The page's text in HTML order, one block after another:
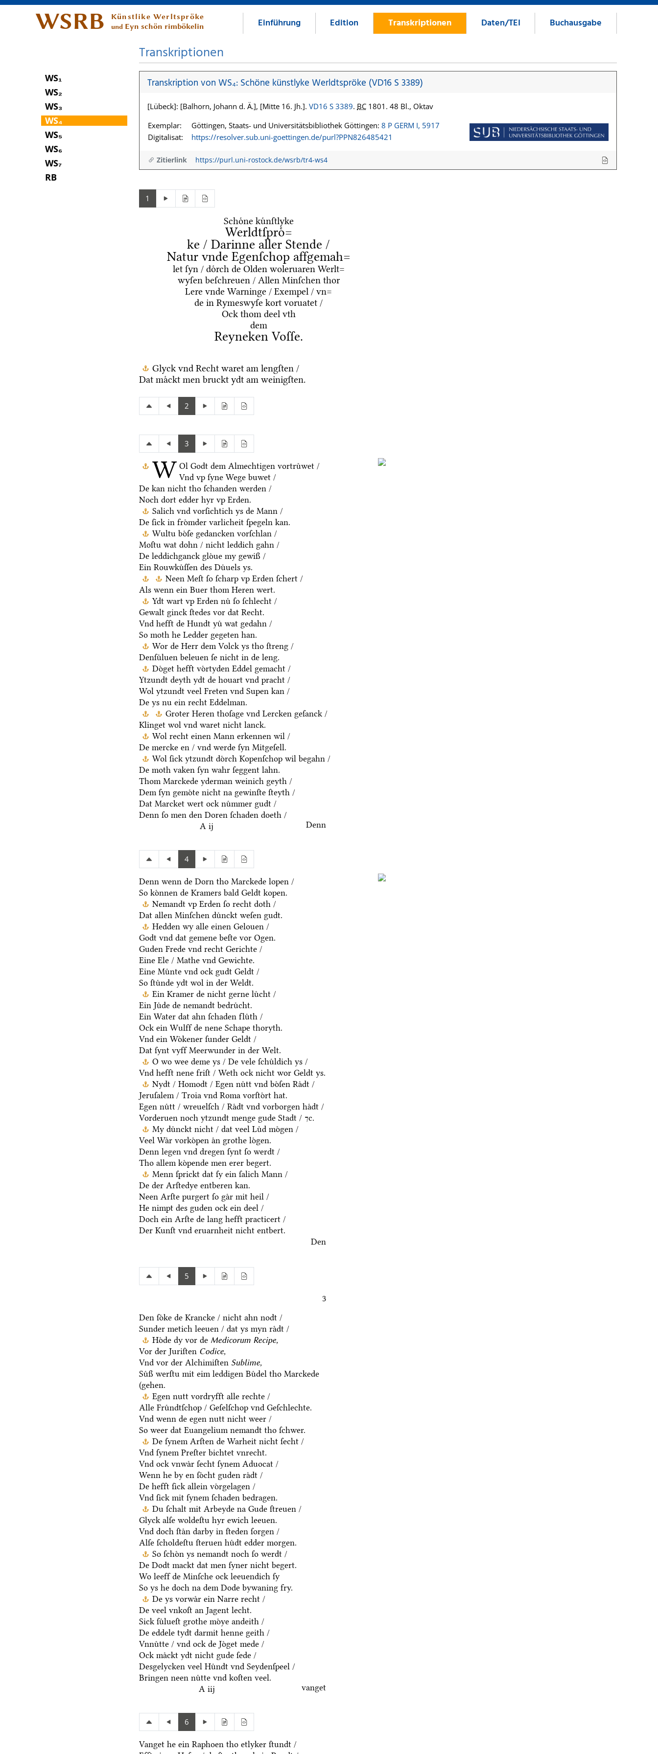
WSRB Künstlike Werltspröke
und Eyn schön rimbökelin Einführung Edition Transkriptionen Daten/TEI Buchausgabe
WS₁
WS₂
WS₃
WS₄
WS₅
WS₆
WS₇
RB
Transkriptionen
Transkription von WS₄: Schöne künstlyke Werldtspröke (VD16 S 3389)
[Lübeck]: [Balhorn, Johann d. Ä.], [Mitte 16. Jh.]. VD16 S 3389. BC 1801. 48 Bl., Oktav
Exemplar:
Göttingen, Staats- und Universitätsbibliothek Göttingen: 8 P GERM I, 5917
Digitalisat:
https://resolver.sub.uni-goettingen.de/purl?PPN826485421
Zitierlink https://purl.uni-rostock.de/wsrb/tr4-ws4
1
Schoͤne kuͤnſtlyke
Werldtſproͤ=
ke / Darinne aller Stende /
Natur vnde Egenſchop affgemah=
let ſyn / doͤrch de Olden woleruaren Werlt=
wyſen beſchreuen / Allen Minſchen thor
Lere vnde Warninge / Exempel / vn=
de in Rymeswyſe kort voruatet /
Ock thom deel vth
dem
Reyneken Voſſe.
Glyck vnd Recht waret am lengſten /
Dat maͤckt men bruckt ydt am weinigſten.
2
3
W Ol Godt dem Almechtigen vortruͤwet /
Vnd vp ſyne Wege buwet /
De kan nicht tho ſchanden werden /
Noch dort edder hyr vp Erden.
Salich vnd vorſichtich ys de Mann /
De ſick in froͤmder varlicheit ſpegeln kan.
Wultu boͤſe gedancken vorſchlan /
Moſtu wat dohn / nicht leddich gahn /
De leddichganck gloͤue my gewiß /
Ein Rouwkuͤſſen des Duͤuels ys.
Neen Meſt ſo ſcharp vp Erden ſchert /
Als wenn ein Buer thom Heren wert.
Ydt wart vp Erden nuͤ ſo ſchlecht /
Gewalt ginck ſtedes vor dat Recht.
Vnd hefft de Hundt yuͤ wat gedahn /
So moth he Ledder gegeten han.
Wor de Herr dem Volck ys tho ſtreng /
Denſuͤluen beleuen ſe nicht in de leng.
Doͤget hefft voͤrtyden Eddel gemacht /
Ytzundt deyth ydt de houart vnd pracht /
Wol ytzundt veel Freten vnd Supen kan /
De ys nu ein recht Eddelman.
Groter Heren thoſage vnd Lercken geſanck /
Klinget wol vnd waret nicht lanck.
Wol recht einen Mann erkennen wil /
De mercke en / vnd werde ſyn Mitgeſell.
Wol ſick ytzundt doͤrch Kopenſchop wil begahn /
De moth vaken ſyn wahr ſeggent lahn.
Thom Marckede yderman weinich geyth /
Dem ſyn gemoͤte nicht na gewinſte ſteyth /
Dat Marcket wert ock nuͤmmer gudt /
Denn ſo men den Doren ſchaden doeth /
A ij
Denn
4
Denn wenn de Dorn tho Marckede lopen /
So koͤnnen de Kramers bald Geldt kopen.
Nemandt vp Erden ſo recht doth /
Dat allen Minſchen duͤnckt weſen gudt.
Hedden wy alle einen Gelouen /
Godt vnd dat gemene beſte vor Ogen.
Guden Frede vnd recht Gerichte /
Eine Ele / Mathe vnd Gewichte.
Eine Muͤnte vnd ock gudt Geldt /
So ſtuͤnde ydt wol in der Weldt.
Ein Kramer de nicht gerne luͤcht /
Ein Juͤde de nemandt bedruͤcht.
Ein Water dat ahn ſchaden fluͤth /
Ock ein Wulff de nene Schape thoryth.
Vnd ein Woͤkener ſunder Geldt /
Dat ſynt vyff Meerwunder in der Welt.
O wo wee deme ys / De vele ſchuͤldich ys /
Vnd hefft nene friſt / Weth ock nicht wor Geldt ys.
Nydt / Homodt / Egen nuͤtt vnd boͤſen Raͤdt /
Jeruſalem / Troia vnd Roma vorſtoͤrt hat.
Egen nuͤtt / wreuelſch / Raͤdt vnd vorborgen haͤdt /
Vorderuen noch ytzundt menge gude Stadt / ⁊c.
My duͤnckt nicht / dat veel Luͤd moͤgen /
Veel Waͤr vorkoͤpen aͤn grothe loͤgen.
Denn legen vnd dregen ſynt ſo werdt /
Tho allem koͤpende men erer begert.
Menn ſprickt dat ſy ein ſalich Mann /
De der Arſtedye entberen kan.
Neen Arſte purgert ſo gaͤr mit heil /
He nimpt des guden ock ein deel /
Doch ein Arſte de lang hefft practicert /
Der Kunſt vnd eruarnheit nicht entbert.
Den
5
3
Den ſoͤke de Krancke / nicht ahn nodt /
Sunder metich leeuen / dat ys myn raͤdt /
Hoͤde dy vor de Medicorum Recipe,
Vor der Juriſten Codice,
Vnd vor der Alchimiſten Sublime,
Suͤß werſtu mit eim leddigen Buͤdel tho Marckede
(gehen.
Egen nutt vordryfft alle rechte /
Alle Fruͤndtſchop / Geſelſchop vnd Geſchlechte.
Vnd wenn de egen nutt nicht weer /
So weer dat Euangelium nemandt tho ſchwer.
De ſynem Arſten de Warheit nicht ſecht /
Vnd ſynem Preſter bichtet vnrecht.
Vnd ock vnwaͤr ſecht ſynem Aduocat /
Wenn he by en ſoͤcht guden raͤdt /
De hefft ſick allein voͤrgelagen /
Vnd ſick mit ſynem ſchaden bedragen.
Du ſchalt mit Arbeyde na Gude ſtreuen /
Glyck alſe woldeſtu hyr ewich leeuen.
Vnd doch ſtaͤn darby in ſteden ſorgen /
Alſe ſcholdeſtu ſteruen huͤdt edder morgen.
So ſchoͤn ys nemandt noch ſo werdt /
De Dodt mackt dat men ſyner nicht begert.
Wo leeff de Minſche ock leeuendich ſy
So ys he doch na dem Dode bywaning fry.
De ys vorwaͤr ein Narre recht /
De veel vnkoſt an Jagent lecht.
Sick ſuͤlueſt grothe moͤye andeith /
De eddele tydt darmit henne geith /
Vnnuͤtte / vnd ock de Joͤget mede /
Ock maͤckt ydt nicht gude ſede /
Desgelycken veel Huͤndt vnd Seydenſpeel /
Bringen neen nuͤtte vnd koſten veel.
A iij
vanget
6
Vanget he ein Raphoen tho etlyker ſtundt /